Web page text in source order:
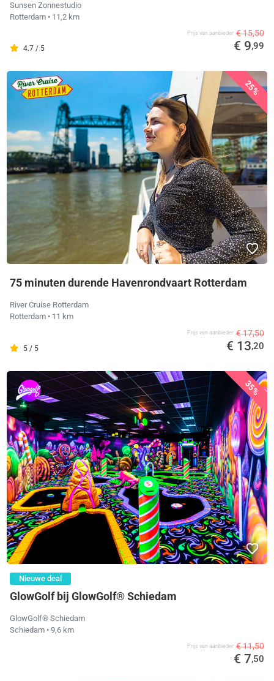
Sunsen Zonnestudio
Rotterdam • 11,2 km
4.7 / 5
Prijs van aanbieder € 15,50
€ 9,99
25%
75 minuten durende Havenrondvaart Rotterdam
River Cruise Rotterdam
Rotterdam • 11 km
5 / 5
Prijs van aanbieder € 17,50
€ 13,20
35%
Nieuwe deal
GlowGolf bij GlowGolf® Schiedam
GlowGolf® Schiedam
Schiedam • 9,6 km
Prijs van aanbieder € 11,50
€ 7,50